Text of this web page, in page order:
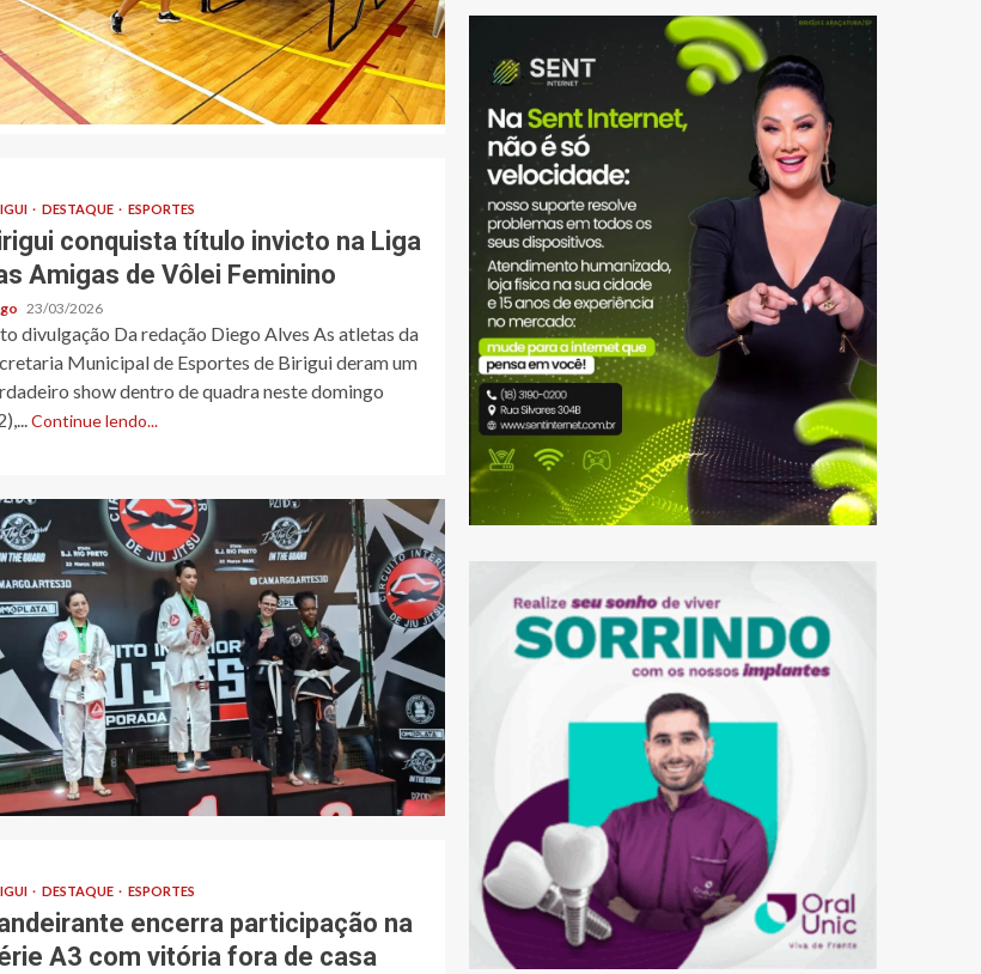
DESTAQUE ESPORTES
conquista título invicto na Liga
Amigas de Vôlei Feminino
23/03/2026
divulgação Da redação Diego Alves As atletas da
Municipal de Esportes de Birigui deram um
show dentro de quadra neste domingo
Continue lendo...
DESTAQUE ESPORTES
encerra participação na
A3 com vitória fora de casa